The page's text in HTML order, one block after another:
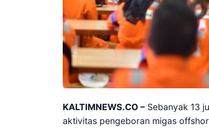
KALTIMNEWS.CO – Sebanyak 13
aktivitas pengeboran migas